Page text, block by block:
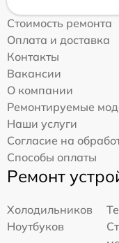
Стоимость ремонта
Оплата и доставка
Контакты
Вакансии
О компании
Ремонтируемые
Наши услуги
Согласие на
Способы оплаты
Ремонт
Холодильников
Ноутбуков